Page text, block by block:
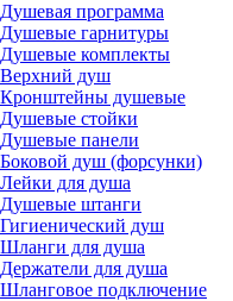
Душевая программа
Душевые гарнитуры
Душевые комплекты
Верхний душ
Кронштейны душевые
Душевые стойки
Душевые панели
Боковой душ (форсунки)
Лейки для душа
Душевые штанги
Гигиенический душ
Шланги для душа
Держатели для душа
Шланговое подключение